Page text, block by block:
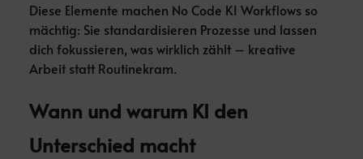
Diese Elemente machen No Code KI Workflows so
mächtig: Sie standardisieren Prozesse und lassen
dich fokussieren, was wirklich zählt – kreative
Arbeit statt Routinekram.
Wann und warum KI den
Unterschied macht